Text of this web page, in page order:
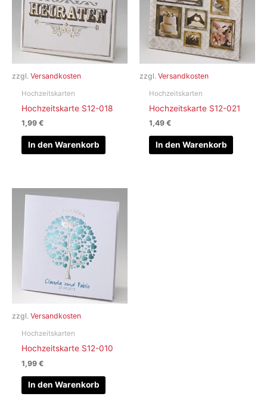
zzgl. Versandkosten
Hochzeitskarten
Hochzeitskarte S12-018
1,99€
In den Warenkorb
zzgl. Versandkosten
Hochzeitskarten
Hochzeitskarte S12-021
1,49€
In den Warenkorb
zzgl. Versandkosten
Hochzeitskarten
Hochzeitskarte S12-010
1,99€
In den Warenkorb